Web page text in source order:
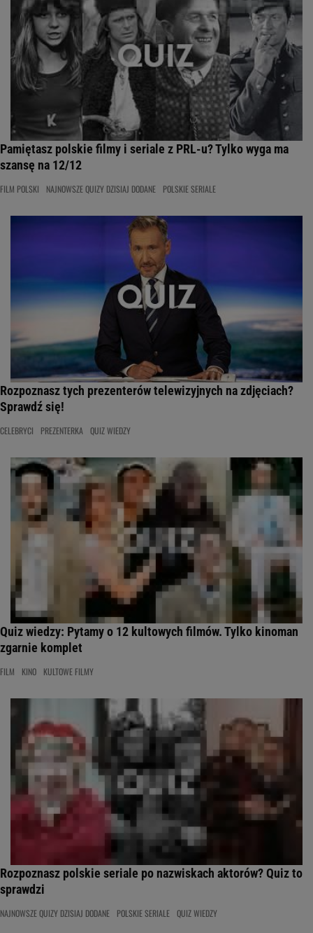
Pamiętasz polskie filmy i seriale z PRL-u? Tylko wyga ma
szansę na 12/12
FILM POLSKI NAJNOWSZE QUIZY DZISIAJ DODANE POLSKIE SERIALE
Rozpoznasz tych prezenterów telewizyjnych na zdjęciach?
Sprawdź się!
CELEBRYCI PREZENTERKA QUIZ WIEDZY
Quiz wiedzy: Pytamy o 12 kultowych filmów. Tylko kinoman
zgarnie komplet
FILM KINO KULTOWE FILMY
Rozpoznasz polskie seriale po nazwiskach aktorów? Quiz to
sprawdzi
NAJNOWSZE QUIZY DZISIAJ DODANE POLSKIE SERIALE QUIZ WIEDZY